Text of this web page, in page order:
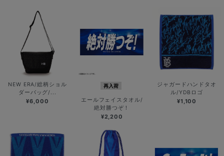
NEW ERA/総柄ショル
ダーバッグ/...
¥6,000
再入荷
エールフェイスタオル/
絶対勝つぞ！
¥2,200
ジャガードハンドタオ
ル/YDBロゴ
¥1,100